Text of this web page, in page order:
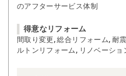
のアフターサービス体制
得意なリフォーム
間取り変更, 総合リフォーム, 耐
ルトンリフォーム, リノベーショ